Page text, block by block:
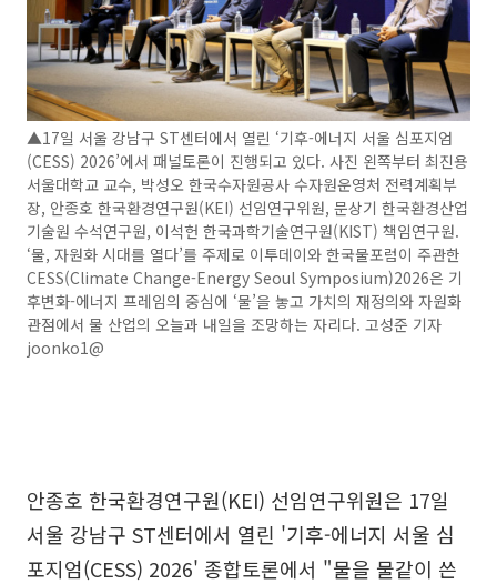
▲17일 서울 강남구 ST센터에서 열린 ‘기후-에너지 서울 심포지엄
(CESS) 2026’에서 패널토론이 진행되고 있다. 사진 왼쪽부터 최진용
서울대학교 교수, 박성오 한국수자원공사 수자원운영처 전력계획부
장, 안종호 한국환경연구원(KEI) 선임연구위원, 문상기 한국환경산업
기술원 수석연구원, 이석헌 한국과학기술연구원(KIST) 책임연구원.
‘물, 자원화 시대를 열다’를 주제로 이투데이와 한국물포럼이 주관한
CESS(Climate Change-Energy Seoul Symposium)2026은 기
후변화-에너지 프레임의 중심에 ‘물’을 놓고 가치의 재정의와 자원화
관점에서 물 산업의 오늘과 내일을 조망하는 자리다. 고성준 기자
joonko1@
안종호 한국환경연구원(KEI) 선임연구위원은 17일
서울 강남구 ST센터에서 열린 '기후-에너지 서울 심
포지엄(CESS) 2026' 종합토론에서 "물을 물같이 쓴